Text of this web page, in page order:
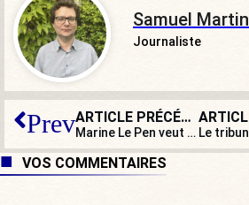
Samuel Martin
Journaliste
Prev ARTICLE PRÉCÉDENT
Marine Le Pen veut inscrire la dissuasion nucléaire dans la Constitution
VOS COMMENTAIRES